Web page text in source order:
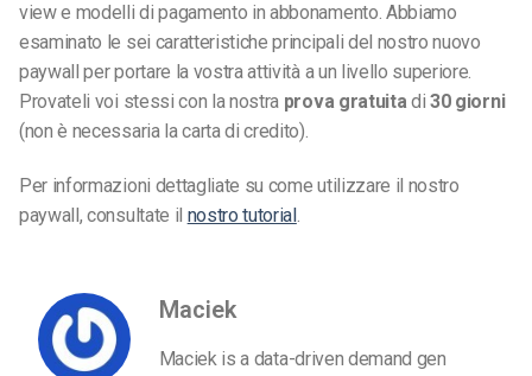
view e modelli di pagamento in abbonamento. Abbiamo
esaminato le sei caratteristiche principali del nostro nuovo
paywall per portare la vostra attività a un livello superiore.
Provateli voi stessi con la nostra prova gratuitadi30 giorni
(non è necessaria la carta di credito).
Per informazioni dettagliate su come utilizzare il nostro
paywall, consultate il nostro tutorial .
Maciek
Maciek is a data-driven demand gen